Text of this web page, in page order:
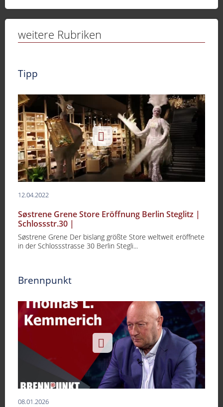
weitere Rubriken
Tipp
12.04.2022
Søstrene Grene Store Eröffnung Berlin Steglitz |
Schlossstr.30 |
Søstrene Grene Der bislang größte Store weltweit eröffnete
in der Schlossstrasse 30 Berlin Stegli...
Brennpunkt
08.01.2026